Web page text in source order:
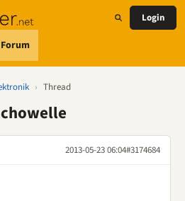
Forum
Login
› Thread
2013-05-23 06:04#3174684